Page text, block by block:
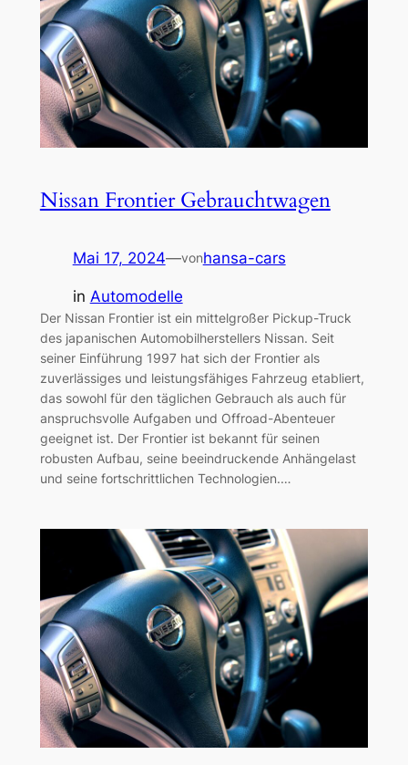
Nissan Frontier Gebrauchtwagen
Mai 17, 2024—vonhansa-cars
in Automodelle
Der Nissan Frontier ist ein mittelgroßer Pickup-Truck
des japanischen Automobilherstellers Nissan. Seit
seiner Einführung 1997 hat sich der Frontier als
zuverlässiges und leistungsfähiges Fahrzeug etabliert,
das sowohl für den täglichen Gebrauch als auch für
anspruchsvolle Aufgaben und Offroad-Abenteuer
geeignet ist. Der Frontier ist bekannt für seinen
robusten Aufbau, seine beeindruckende Anhängelast
und seine fortschrittlichen Technologien.…